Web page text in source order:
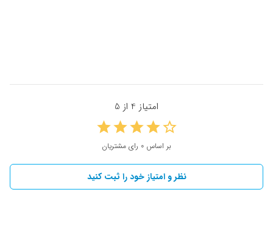
امتیاز 4 از 5
بر اساس 0 رای مشتریان
نظر و امتیاز خود را ثبت کنید